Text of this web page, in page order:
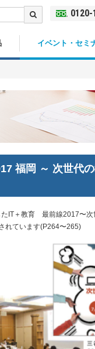
イベント・セミ
福岡 ～ 次世代
IT＋教育 最前線2017〜
れています(P264〜265)